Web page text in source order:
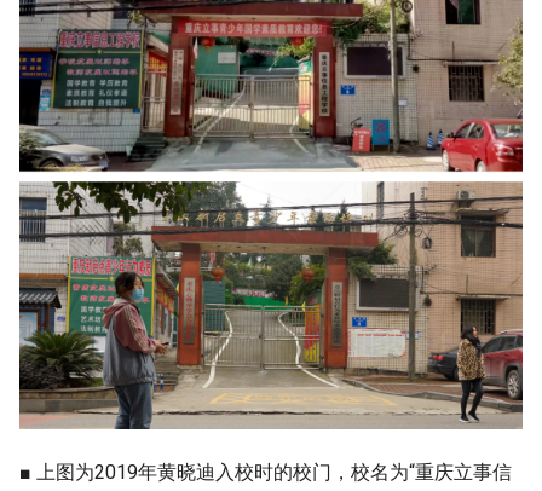
■ 上图为2019年黄晓迪入校时的校门，校名为“重庆立事信